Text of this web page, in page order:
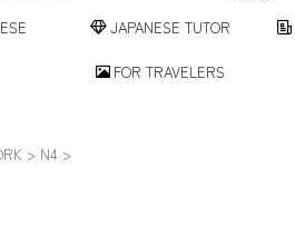
JAPANESE TUTOR
FOR TRAVELERS
> N4 >